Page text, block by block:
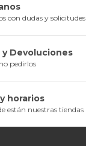
con dudas y solicitudes
y Devoluciones
pedirlos
horarios
están nuestras tiendas